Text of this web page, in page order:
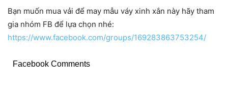
Bạn muốn mua vải để may mẫu váy xinh xắn này hãy tham
gia nhóm FB để lựa chọn nhé:
https://www.facebook.com/groups/169283863753254/
Facebook Comments